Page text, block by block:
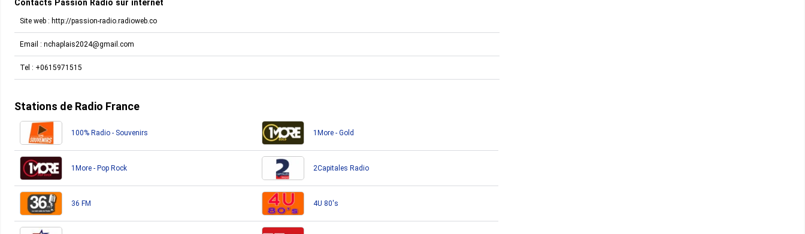
Contacts Passion Radio sur internet
Site web : http://passion-radio.radioweb.co
Email : nchaplais2024@gmail.com
Tel : +0615971515
Stations de Radio France
100% Radio - Souvenirs 1More - Gold
1More - Pop Rock 2Capitales Radio
36 FM 4U 80's